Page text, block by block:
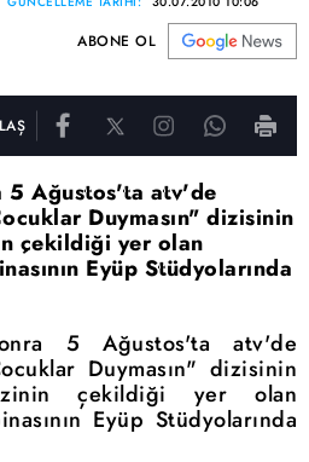
ABONE OL
5 Ağustos'ta atv'de
Duymasın" dizisinin
çekildiği yer olan
Eyüp Stüdyolarında
5 Ağustos'ta atv'de
Duymasın" dizisinin
çekildiği yer olan
Eyüp Stüdyolarında